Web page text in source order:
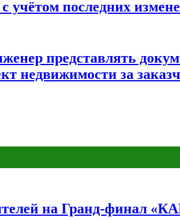
учётом последних
представлять
недвижимости за
на Гранд-финал